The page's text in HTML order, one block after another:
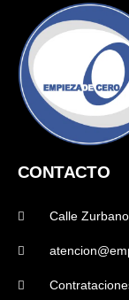
CONTACTO
Calle